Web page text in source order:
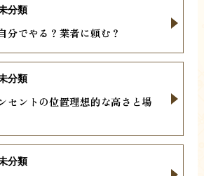
分でやる？業者に頼む？
分類
セントの位置理想的な高さと場
分類
分類